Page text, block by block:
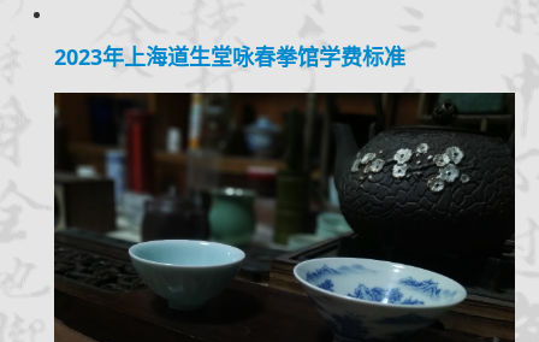
2023年上海道生堂咏春拳馆学费标准